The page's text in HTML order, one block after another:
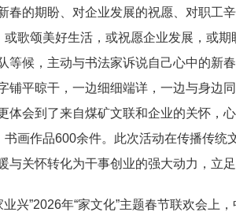
春的期盼、对企业发展的祝愿、对职工
或歌颂美好生活，或祝愿企业发展，或
等候，主动与书法家诉说自己心中的新
铺平晾干，一边细细端详，一边与身边
体会到了来自煤矿文联和企业的关怀，
书画作品600余件。此次活动在传播传
与关怀转化为干事创业的强大动力，立
业兴”2026年“家文化”主题春节联欢会